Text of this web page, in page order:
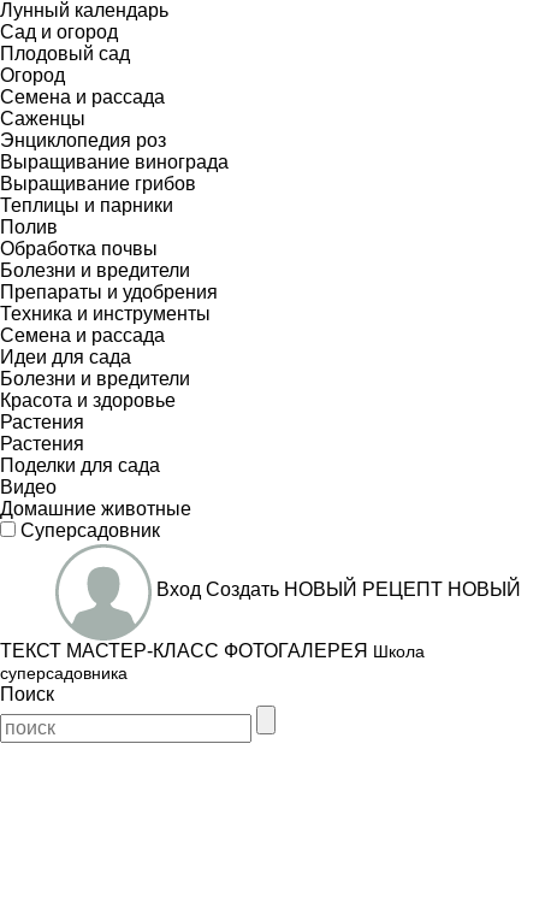
Лунный календарь
Сад и огород
Плодовый сад
Огород
Семена и рассада
Саженцы
Энциклопедия роз
Выращивание винограда
Выращивание грибов
Теплицы и парники
Полив
Обработка почвы
Болезни и вредители
Препараты и удобрения
Техника и инструменты
Семена и рассада
Идеи для сада
Болезни и вредители
Красота и здоровье
Растения
Растения
Поделки для сада
Видео
Домашние животные
Суперсадовник
Вход Создать НОВЫЙ РЕЦЕПТ НОВЫЙ
ТЕКСТ МАСТЕР-КЛАСС ФОТОГАЛЕРЕЯ Школа
суперсадовника
Поиск